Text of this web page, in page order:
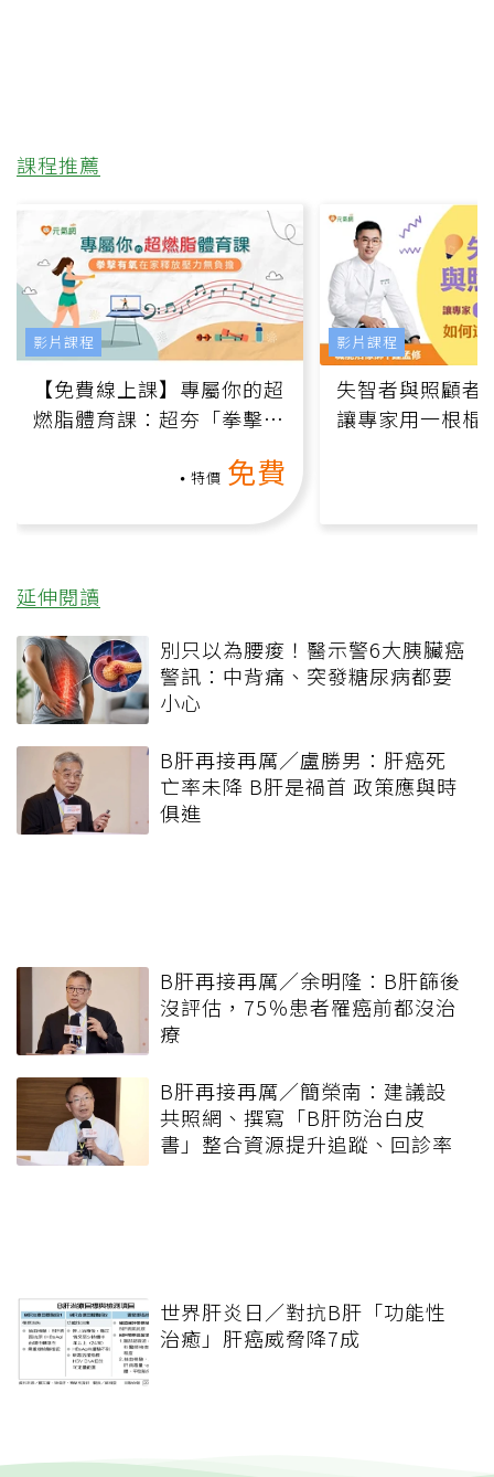
課程推薦
【免費線上課】專屬你的超
燃脂體育課：超夯「拳擊有
特價 免費
影片課程
失智者與照顧者
讓專家用一根棍
影片課程
延伸閱讀
別只以為腰痠！醫示警6大胰臟癌
警訊：中背痛、突發糖尿病都要
小心
B肝再接再厲／盧勝男：肝癌死
亡率未降 B肝是禍首 政策應與時
俱進
B肝再接再厲／余明隆：B肝篩後
沒評估，75％患者罹癌前都沒治
療
B肝再接再厲／簡榮南：建議設
共照網、撰寫「B肝防治白皮
書」整合資源提升追蹤、回診率
世界肝炎日／對抗B肝「功能性
治癒」肝癌威脅降7成